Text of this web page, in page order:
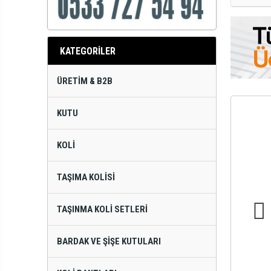
KATEGORİLER
ÜRETIM & B2B
KUTU
KOLI
TAŞIMA KOLISI
TAŞINMA KOLI SETLERI
BARDAK VE ŞIŞE KUTULARI